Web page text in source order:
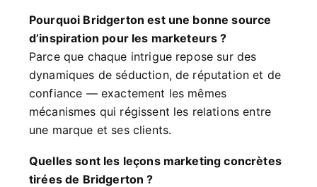
Pourquoi Bridgerton est une bonne source
d’inspiration pour les marketeurs ?
Parce que chaque intrigue repose sur des
dynamiques de séduction, de réputation et de
confiance — exactement les mêmes
mécanismes qui régissent les relations entre
une marque et ses clients.
Quelles sont les leçons marketing concrètes
tirées de Bridgerton ?